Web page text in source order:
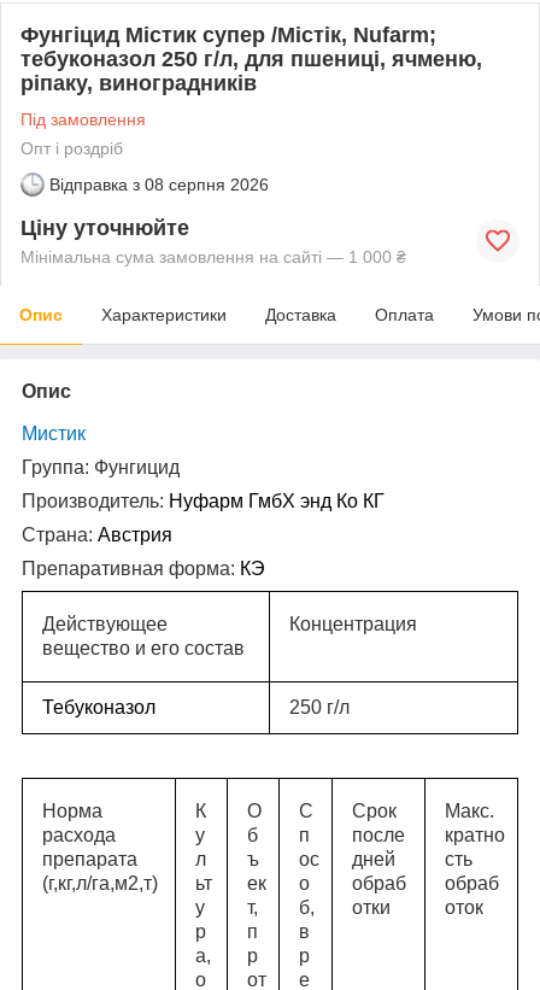
Фунгіцид Містик супер /Містік, Nufarm;
тебуконазол 250 г/л, для пшениці, ячменю,
ріпаку, виноградників
Під замовлення
Опт і роздріб
Відправка з 08 серпня 2026
Ціну уточнюйте
Мінімальна сума замовлення на сайті — 1 000 ₴
Опис Характеристики Доставка Оплата Умови
Опис
Мистик
Группа: Фунгицид
Производитель: Нуфарм ГмбХ энд Ко КГ
Страна: Австрия
Препаративная форма: КЭ
Действующее
вещество и его состав
Концентрация
Тебуконазол 250 г/л
Норма
расхода
препарата
(г,кг,л/га,м2,т)
К
у
л
ьт
у
р
а,
о
О
б
ъ
ек
т,
п
р
от
С
п
ос
о
б,
в
р
е
Срок
после
дней
обраб
отки
Макс.
кратно
сть
обраб
оток